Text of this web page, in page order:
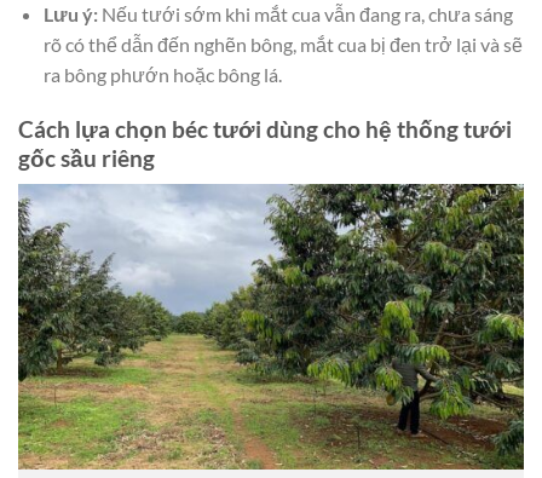
Lưu ý:Nếu tưới sớm khi mắt cua vẫn đang ra, chưa sáng
rõ có thể dẫn đến nghẽn bông, mắt cua bị đen trở lại và sẽ
ra bông phướn hoặc bông lá.
Cách lựa chọn béc tưới dùng cho hệ thống tưới
gốc sầu riêng